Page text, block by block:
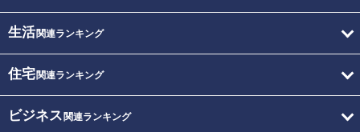
生活関連ランキング
住宅関連ランキング
ビジネス 関連ランキング